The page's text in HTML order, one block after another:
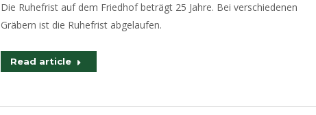
Die Ruhefrist auf dem Friedhof beträgt 25 Jahre. Bei verschiedenen
Gräbern ist die Ruhefrist abgelaufen.
Read article